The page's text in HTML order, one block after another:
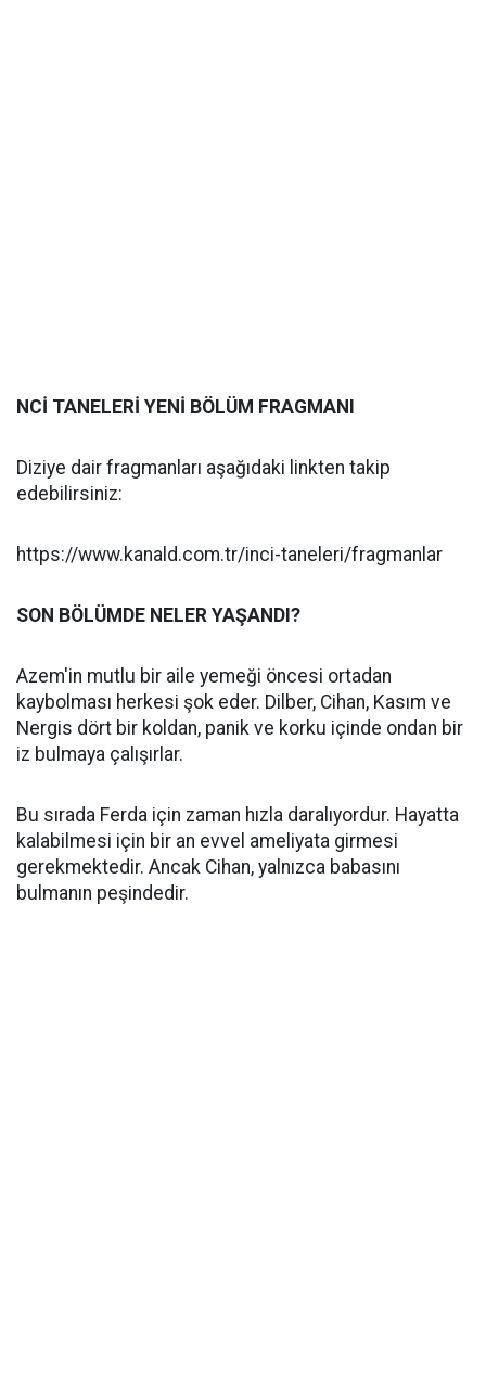
NCİ TANELERİ YENİ BÖLÜM FRAGMANI
Diziye dair fragmanları aşağıdaki linkten takip
edebilirsiniz:
https://www.kanald.com.tr/inci-taneleri/fragmanlar
SON BÖLÜMDE NELER YAŞANDI?
Azem'in mutlu bir aile yemeği öncesi ortadan
kaybolması herkesi şok eder. Dilber, Cihan, Kasım ve
Nergis dört bir koldan, panik ve korku içinde ondan bir
iz bulmaya çalışırlar.
Bu sırada Ferda için zaman hızla daralıyordur. Hayatta
kalabilmesi için bir an evvel ameliyata girmesi
gerekmektedir. Ancak Cihan, yalnızca babasını
bulmanın peşindedir.